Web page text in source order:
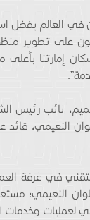
العالم بفضل
على تطوير
سكان إمارتنا
نائب رئيس
النعيمي،
في غرفة
لعمليات